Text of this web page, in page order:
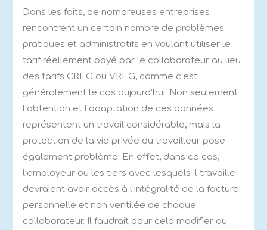
Dans les faits, de nombreuses entreprises
rencontrent un certain nombre de problèmes
pratiques et administratifs en voulant utiliser le
tarif réellement payé par le collaborateur au lieu
des tarifs CREG ou VREG, comme c’est
généralement le cas aujourd’hui. Non seulement
l’obtention et l’adaptation de ces données
représentent un travail considérable, mais la
protection de la vie privée du travailleur pose
également problème. En effet, dans ce cas,
l’employeur ou les tiers avec lesquels il travaille
devraient avoir accès à l’intégralité de la facture
personnelle et non ventilée de chaque
collaborateur. Il faudrait pour cela modifier ou